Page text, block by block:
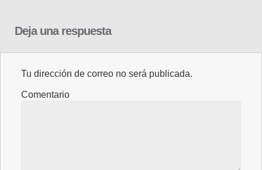
Deja una respuesta
Tu dirección de correo no será publicada.
Comentario